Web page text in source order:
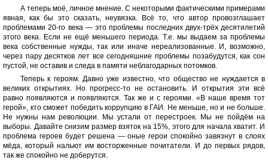
А теперь моё, личное мнение. С некоторыми фактическими примерами
явная, как бы это сказать, неувязка. Всё то, что автор провозглашает
проблемами 20-го века — это проблемы последних двух-трёх десятилетий
этого века. Если не ещё меньшего периода. Т.е. мы выдаем за проблемы
века собственные нужды, так или иначе нереализованные. И, возможно,
через пару десятков лет все сегодняшние проблемы позабудутся, как сон
пустой, не оставив и следа в памяти неблагодарных потомков.
Теперь к героям. Давно уже известно, что общество не нуждается в
великих открытиях. Но прогресс-то не остановить. И открытия эти всё
равно появляются и появляются. Так же и с героями. «В наше время тот
герой», кто сможет победить коррупцию в ГАИ. Не меньше, но и не больше.
Не нужны нам революции. Мы устали от перестроек. Мы не пойдём на
выборы. Давайте снизим размер взяток на 15%, этого для начала хватит. И
проблема героев будет решена — оные герои спокойно завязнут в слоях
мёда, который нальют им восторженные почитатели. И до первых рядов,
так же спокойно не доберутся.